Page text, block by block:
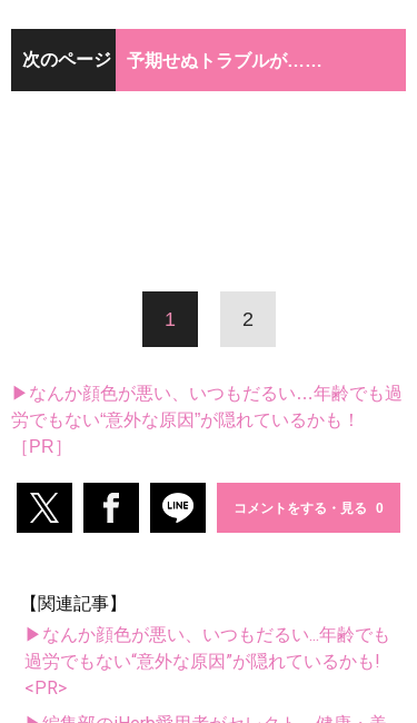
次のページ 予期せぬトラブルが……
1 2
▶なんか顔色が悪い、いつもだるい…年齢でも過
労でもない“意外な原因”が隠れているかも！
［PR］
コメントをする・見る
【関連記事】
▶なんか顔色が悪い、いつもだるい...年齢でも
過労でもない“意外な原因”が隠れているかも!
<PR>